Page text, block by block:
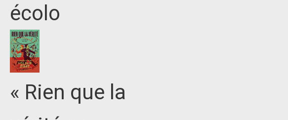
écolo
« Rien que la